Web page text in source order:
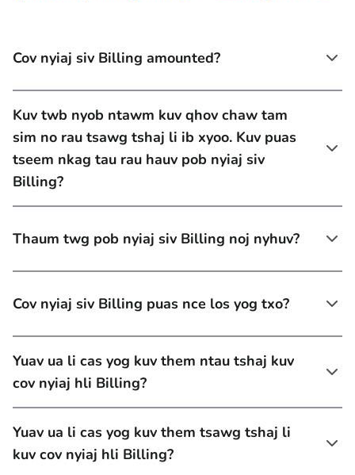
Cov nyiaj siv Billing amounted?
Kuv twb nyob ntawm kuv qhov chaw tam
sim no rau tsawg tshaj li ib xyoo. Kuv puas
tseem nkag tau rau hauv pob nyiaj siv
Billing?
Thaum twg pob nyiaj siv Billing noj nyhuv?
Cov nyiaj siv Billing puas nce los yog txo?
Yuav ua li cas yog kuv them ntau tshaj kuv
cov nyiaj hli Billing?
Yuav ua li cas yog kuv them tsawg tshaj li
kuv cov nyiaj hli Billing?